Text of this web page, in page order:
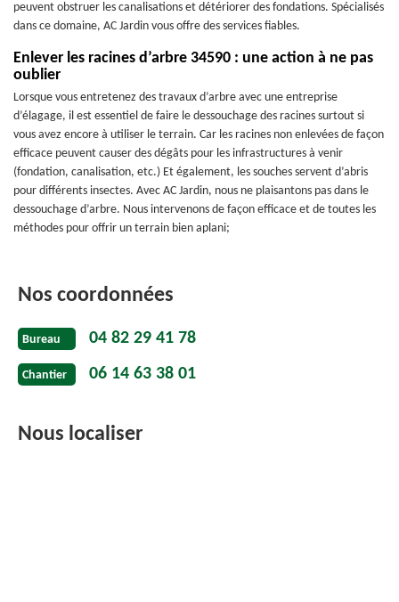
peuvent obstruer les canalisations et détériorer des fondations. Spécialisés
dans ce domaine, AC Jardin vous offre des services fiables.
Enlever les racines d’arbre 34590 : une action à ne pas
oublier
Lorsque vous entretenez des travaux d’arbre avec une entreprise
d’élagage, il est essentiel de faire le dessouchage des racines surtout si
vous avez encore à utiliser le terrain. Car les racines non enlevées de façon
efficace peuvent causer des dégâts pour les infrastructures à venir
(fondation, canalisation, etc.) Et également, les souches servent d’abris
pour différents insectes. Avec AC Jardin, nous ne plaisantons pas dans le
dessouchage d’arbre. Nous intervenons de façon efficace et de toutes les
méthodes pour offrir un terrain bien aplani;
Nos coordonnées
Bureau 04 82 29 41 78
Chantier 06 14 63 38 01
Nous localiser